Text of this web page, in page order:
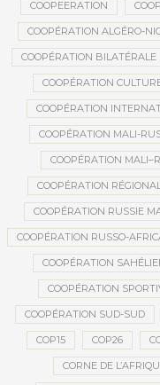
COOPEERATION
COOPÉRATION ALGÉRO-
COOPÉRATION BILATÉRALE
COOPÉRATION
COOPÉRATION
COOPÉRATION MALI-
COOPÉRATION
COOPÉRATION
COOPÉRATION RUSSIE
COOPÉRATION RUSSO-
COOPÉRATION
COOPÉRATION
COOPÉRATION SUD-SUD
COP15 COP26
CORNE DE